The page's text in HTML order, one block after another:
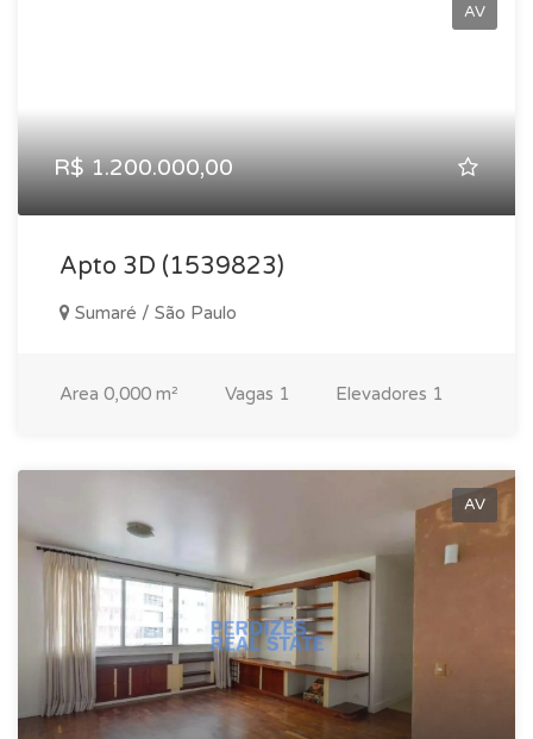
AV
R$ 1.200.000,00
Apto 3D (1539823)
Sumaré / São Paulo
Area 0,000 m² Vagas 1 Elevadores 1
AV